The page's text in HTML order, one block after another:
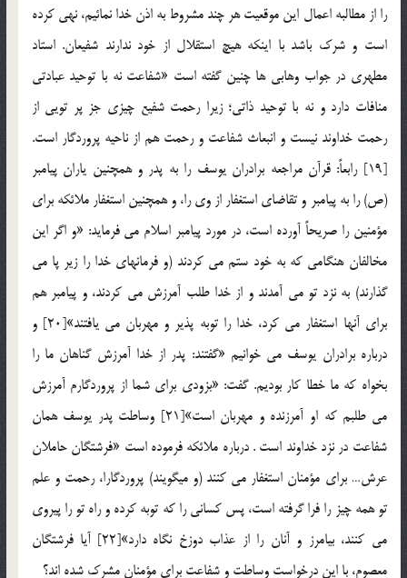
را از مطالبه اعمال اين موقعيت هر چند مشروط به اذن خدا نمائيم، نهي كرده
است و شرك باشد با اينكه هيچ استقلال از خود ندارند شفيعان. استاد
مطهري در جواب وهابي ها چنين گفته است «شفاعت نه با توحيد عبادتي
منافات دارد و نه با توحيد ذاتي؛ زيرا رحمت شفيع چيزي جز پر تویي از
رحمت خداوند نيست و انبعاث شفاعت و رحمت هم از ناحيه پروردگار است.
[19] رابعاً: قرآن مراجعه برادران يوسف را به پدر و همچنين ياران پيامبر
(ص) را به پيامبر و تقاضاي استغفار از وي را، و همچنين استغفار ملائكه براي
مؤمنين را صريحاً آورده است، در مورد پيامبر اسلام مي فرمايد: «و اگر اين
مخالفان هنگامي كه به خود ستم مي كردند (و فرمانهاي خدا را زير پا مي
گذارند) به نزد تو مي آمدند و از خدا طلب آمرزش مي كردند، و پيامبر هم
براي آنها استغفار مي كرد، خدا را توبه پذير و مهربان مي يافتند»[20] و
درباره برادران يوسف مي خوانيم «گفتند: پدر از خدا آمرزش گناهان ما را
بخواه كه ما خطا كار بوديم. گفت: «بزودي براي شما از پروردگارم آمرزش
مي طلبم كه او آمرزنده و مهربان است»[21] وساطت پدر يوسف همان
شفاعت در نزد خداوند است . درباره ملائكه فرموده است «فرشتگان حاملان
عرش… براي مؤمنان استغفار مي كنند (و ميگويند) پروردگارا، رحمت و علم
تو همه چيز را فرا گرفته است، پس كساني را كه توبه كرده و راه تو را پيروي
مي كنند، بيامرز و آنان را از عذاب دوزخ نگاه دارد»[22] آيا فرشتگان
معصوم، با اين درخواست وساطت و شفاعت براي مؤمنان مشرك شده اند؟